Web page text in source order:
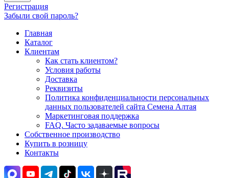
Регистрация
Забыли свой пароль?
Главная
Каталог
Клиентам
Как стать клиентом?
Условия работы
Доставка
Реквизиты
Политика конфиденциальности персональных
данных пользователей сайта Семена Алтая
Маркетинговая поддержка
FAQ. Часто задаваемые вопросы
Собственное производство
Купить в розницу
Контакты